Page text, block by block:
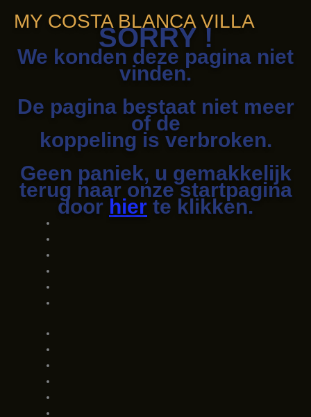
MY COSTA BLANCA VILLA
SORRY !
We konden deze pagina niet
vinden.
De pagina bestaat niet meer
of de
koppeling is verbroken.
Geen paniek, u gemakkelijk
terug naar onze startpagina
door hier te klikken.